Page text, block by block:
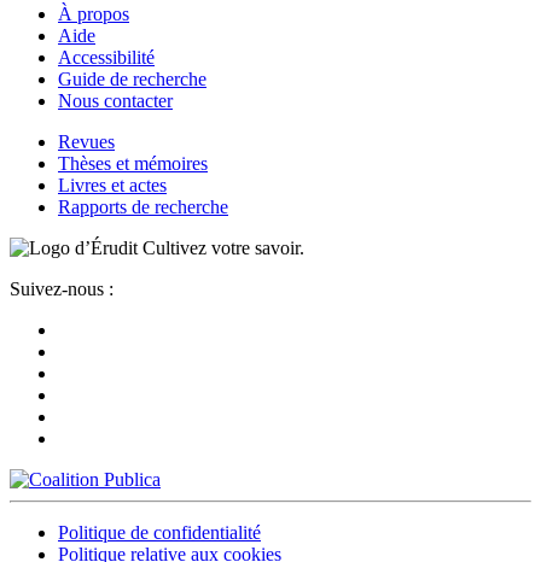
À propos
Aide
Accessibilité
Guide de recherche
Nous contacter
Revues
Thèses et mémoires
Livres et actes
Rapports de recherche
Cultivez votre savoir.
Suivez-nous :
Politique de confidentialité
Politique relative aux cookies